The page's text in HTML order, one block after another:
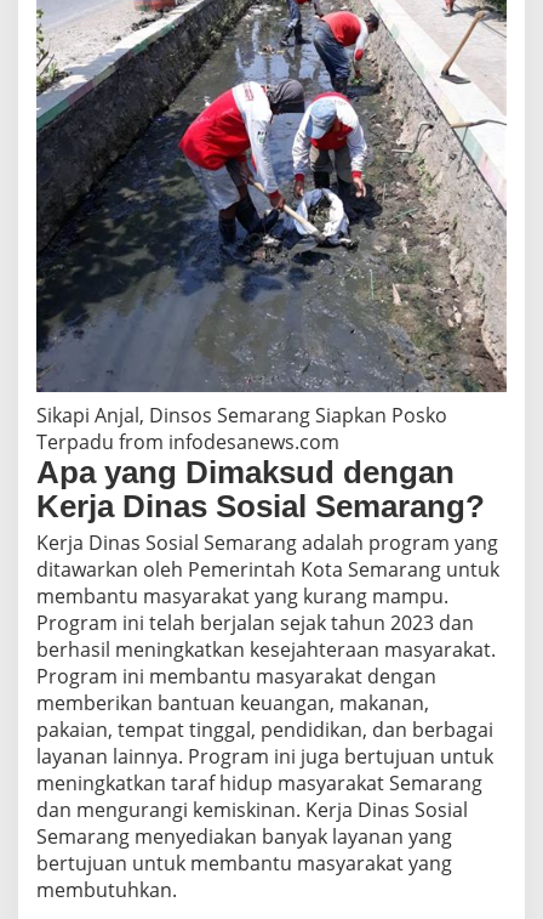
r
a
n
g
,
2
0
2
3
Sikapi Anjal, Dinsos Semarang Siapkan Posko
Terpadu from infodesanews.com
Apa yang Dimaksud dengan
Kerja Dinas Sosial Semarang?
Kerja Dinas Sosial Semarang adalah program yang
ditawarkan oleh Pemerintah Kota Semarang untuk
membantu masyarakat yang kurang mampu.
Program ini telah berjalan sejak tahun 2023 dan
berhasil meningkatkan kesejahteraan masyarakat.
Program ini membantu masyarakat dengan
memberikan bantuan keuangan, makanan,
pakaian, tempat tinggal, pendidikan, dan berbagai
layanan lainnya. Program ini juga bertujuan untuk
meningkatkan taraf hidup masyarakat Semarang
dan mengurangi kemiskinan. Kerja Dinas Sosial
Semarang menyediakan banyak layanan yang
bertujuan untuk membantu masyarakat yang
membutuhkan.